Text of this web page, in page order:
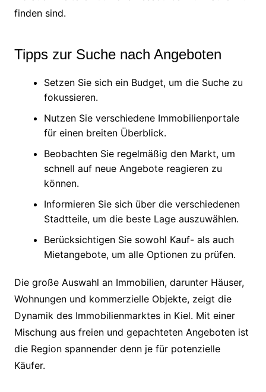
finden sind.
Tipps zur Suche nach Angeboten
Setzen Sie sich ein Budget, um die Suche zu
fokussieren.
Nutzen Sie verschiedene Immobilienportale
für einen breiten Überblick.
Beobachten Sie regelmäßig den Markt, um
schnell auf neue Angebote reagieren zu
können.
Informieren Sie sich über die verschiedenen
Stadtteile, um die beste Lage auszuwählen.
Berücksichtigen Sie sowohl Kauf- als auch
Mietangebote, um alle Optionen zu prüfen.
Die große Auswahl an Immobilien, darunter Häuser,
Wohnungen und kommerzielle Objekte, zeigt die
Dynamik des Immobilienmarktes in Kiel. Mit einer
Mischung aus freien und gepachteten Angeboten ist
die Region spannender denn je für potenzielle
Käufer.